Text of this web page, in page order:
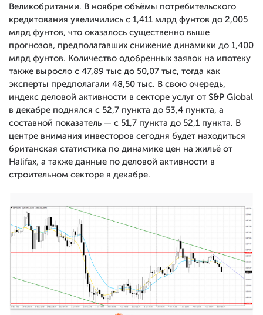
Великобритании. В ноябре объёмы потребительского
кредитования увеличились с 1,411 млрд фунтов до 2,005
млрд фунтов, что оказалось существенно выше
прогнозов, предполагавших снижение динамики до 1,400
млрд фунтов. Количество одобренных заявок на ипотеку
также выросло с 47,89 тыс до 50,07 тыс, тогда как
эксперты предполагали 48,50 тыс. В свою очередь,
индекс деловой активности в секторе услуг от S&P Global
в декабре поднялся с 52,7 пункта до 53,4 пункта, а
составной показатель — с 51,7 пункта до 52,1 пункта. В
центре внимания инвесторов сегодня будет находиться
британская статистика по динамике цен на жильё от
Halifax, а также данные по деловой активности в
строительном секторе в декабре.